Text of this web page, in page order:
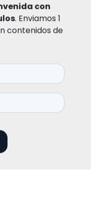
con
. Enviamos 1
contenidos de